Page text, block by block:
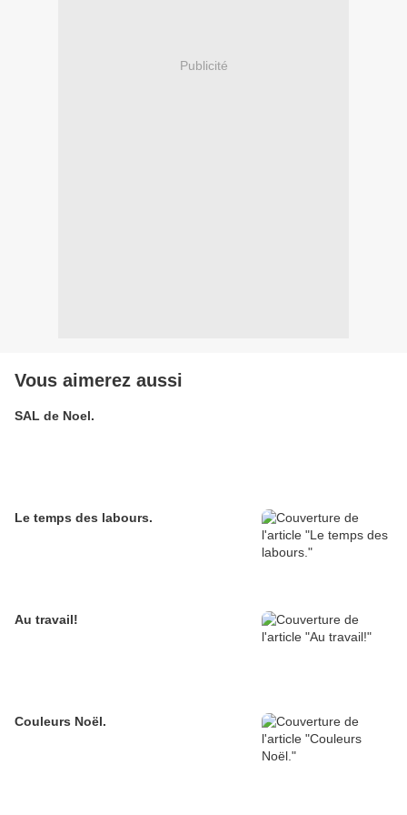
Publicité
Vous aimerez aussi
SAL de Noel.
Le temps des labours.
Au travail!
Couleurs Noël.